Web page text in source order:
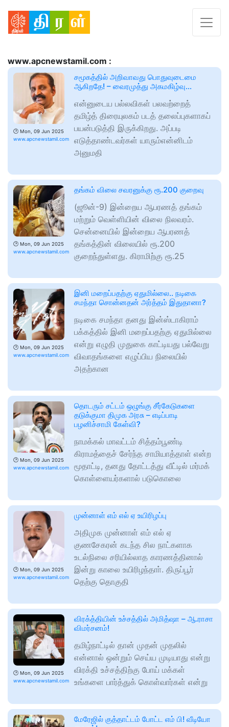
www.apcnewstamil.com :
🕑 Mon, 09 Jun 2025
www.apcnewstamil.com
சமூகத்தில் அறிவாவது பொதுவுடைமை
ஆகிறதே! – வைரமுத்து அகமகிழ்வு…
என்னுடைய பல்லவிகள் பலவற்றைத்
தமிழ்த் திரையுலகம் படத் தலைப்புகளாகப்
பயன்படுத்தி இருக்கிறது. அப்படி
எடுத்தாண்டவர்கள் யாரும்என்னிடம்
அனுமதி
🕑 Mon, 09 Jun 2025
www.apcnewstamil.com
தங்கம் விலை சவரனுக்கு ரூ.200 குறைவு
(ஜூன்-9) இன்றைய ஆபரணத் தங்கம்
மற்றும் வெள்ளியின் விலை நிலவரம்.
சென்னையில் இன்றைய ஆபரணத்
தங்கத்தின் விலையில் ரூ.200
குறைந்துள்ளது. கிராமிற்கு ரூ.25
🕑 Mon, 09 Jun 2025
www.apcnewstamil.com
இனி மறைப்பதற்கு ஏதுமில்லை.. நடிகை
சமந்தா சொன்னதன் அர்த்தம் இதுதானா?
நடிகை சமந்தா தனது இன்ஸ்டாகிராம்
பக்கத்தில் இனி மறைப்பதற்கு ஏதுமில்லை
என்று எழுதி முதுகை காட்டியது பல்வேறு
விவாதங்களை எழுப்பிய நிலையில்
அதற்கான
🕑 Mon, 09 Jun 2025
www.apcnewstamil.com
தொடரும் சட்டம் ஒழுங்கு சீர்கேடுகளை
தடுக்குமா திமுக அரசு – எடிப்பாடி
பழனிச்சாமி கேள்வி?
நாமக்கல் மாவட்டம் சித்தம்பூண்டி
கிராமத்தைச் சேர்ந்த சாமியாத்தாள் என்ற
மூதாட்டி, தனது தோட்டத்து வீட்டில் மர்மக்
கொள்ளையர்களால் படுகொலை
🕑 Mon, 09 Jun 2025
www.apcnewstamil.com
முன்னாள் எம் எல் ஏ உயிரிழப்பு
அதிமுக முன்னாள் எம் எல் ஏ
குணசேகரன் கடந்த சில நாட்களாக
உடல்நிலை சரியில்லாத காரணத்தினால்
இன்று காலை உயிரிழந்தாா். திருப்பூர்
தெற்கு தொகுதி
🕑 Mon, 09 Jun 2025
www.apcnewstamil.com
விரக்த்தியின் உச்சத்தில் அமித்ஷா – ஆ.ராசா
விமர்சனம்!
தமிழ்நாட்டில் தான் முதன் முதலில்
என்னால் ஒன்றும் செய்ய முடியாது என்று
விரக்தி உச்சத்திற்கு போய் மக்கள்
உங்களை பார்த்துக் கொள்வார்கள் என்று
மேரேஜில் குத்தாட்டம் போட்ட எம் பி! வீடியோ